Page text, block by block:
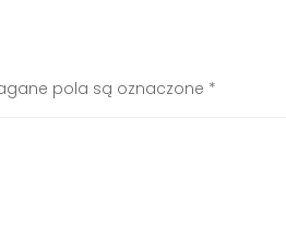
pola są oznaczone *